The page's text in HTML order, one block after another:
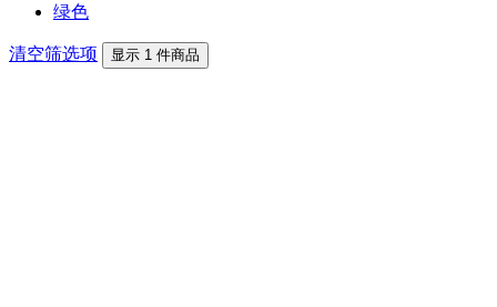
绿色
清空筛选项 显示 1 件商品